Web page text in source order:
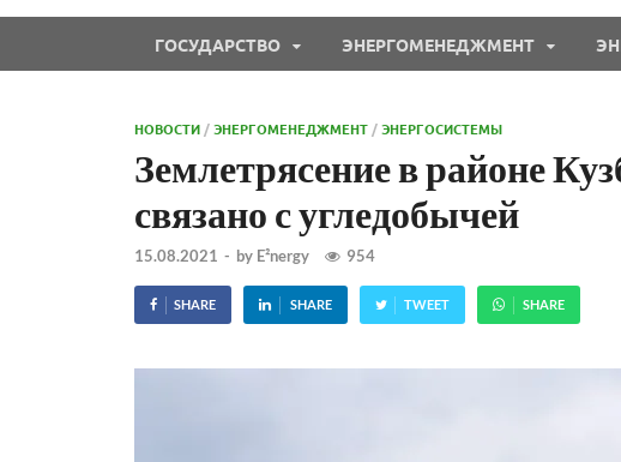
ГОСУДАРСТВО ЭНЕРГОМЕНЕДЖМЕНТ
НОВОСТИ /ЭНЕРГОМЕНЕДЖМЕНТ /ЭНЕРГОСИСТЕМЫ
Землетрясение в районе
связано с угледобычей
15.08.2021 - by E²nergy 954
SHARE SHARE TWEET SHARE